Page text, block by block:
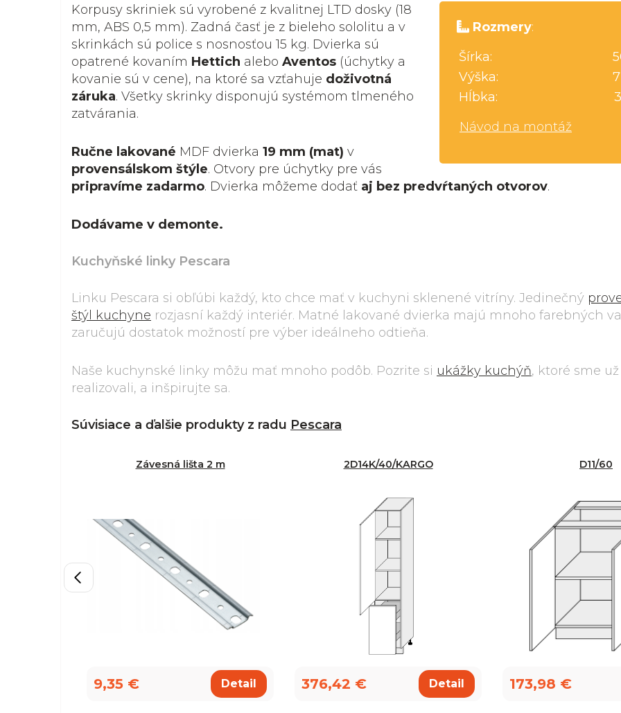
Rozmery:
Šírka:
Výška:
Hĺbka:
Návod na montáž
Korpusy skriniek sú vyrobené z kvalitnej LTD dosky (18
mm, ABS 0,5 mm). Zadná časť je z bieleho sololitu a v
skrinkách sú police s nosnosťou 15 kg. Dvierka sú
opatrené kovaním Hettich alebo Aventos (úchytky a
kovanie sú v cene), na ktoré sa vzťahuje doživotná
záruka. Všetky skrinky disponujú systémom tlmeného
zatvárania.
Ručne lakované MDF dvierka 19 mm (mat) v
provensálskom štýle. Otvory pre úchytky pre vás
pripravíme zadarmo. Dvierka môžeme dodať aj bez predvŕtaných otvorov.
Dodávame v demonte.
Kuchyňské linky Pescara
Linku Pescara si obľúbi každý, kto chce mať v kuchyni sklenené vitríny. Jedinečný
štýl kuchyne rozjasní každý interiér. Matné lakované dvierka majú mnoho farebných
zaručujú dostatok možností pre výber ideálneho odtieňa.
Naše kuchynské linky môžu mať mnoho podôb. Pozrite si ukážky kuchýň, ktoré sme už
realizovali, a inšpirujte sa.
Súvisiace a ďalšie produkty z radu Pescara
Závesná lišta 2 m
9,35 € Detail
2D14K/40/KARGO
376,42 € Detail
D11/60
173,98 €